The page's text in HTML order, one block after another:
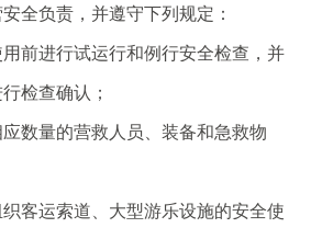
全负责，并遵守下列规定：
进行试运行和例行安全检查，并
检查确认；
量的营救人员、装备和急救物
运索道、大型游乐设施的安全使